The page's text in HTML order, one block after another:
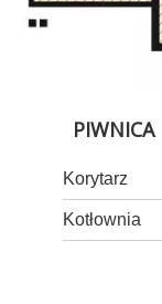
PIWNICA
Korytarz
Kotłownia